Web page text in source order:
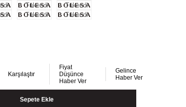
Tükendi
Tükendi
Tükendi
Tükendi
Karşılaştır
Fiyat
Düşünce
Haber Ver
Gelince
Haber Ver